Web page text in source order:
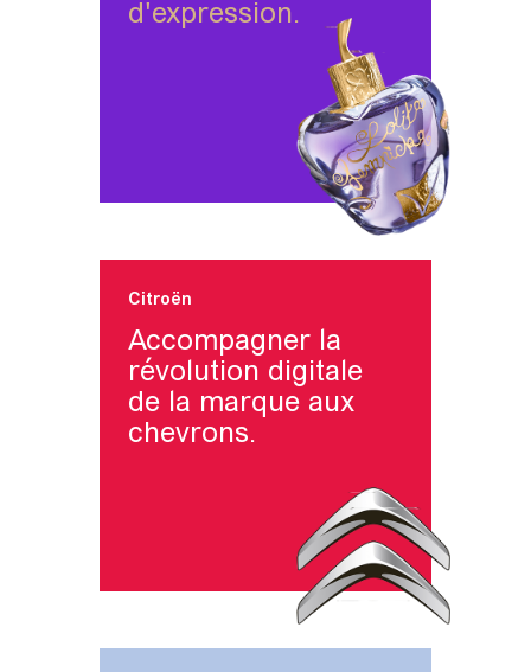
d'expression.
Citroën
Accompagner la
révolution digitale
de la marque aux
chevrons.